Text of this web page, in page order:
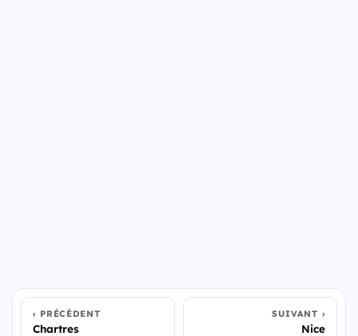
PRÉCÉDENT
Chartres
SUIVANT
Nice